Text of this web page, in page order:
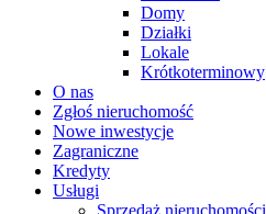
Domy
Działki
Lokale
Krótkoterminowy
O nas
Zgłoś nieruchomość
Nowe inwestycje
Zagraniczne
Kredyty
Usługi
Sprzedaż nieruchomości